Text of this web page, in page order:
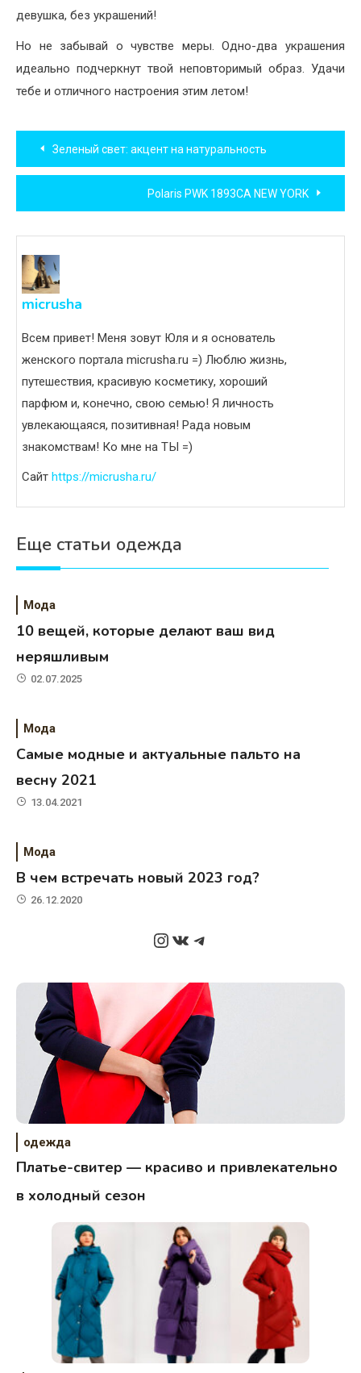
девушка, без украшений!
Но не забывай о чувстве меры. Одно-два украшения
идеально подчеркнут твой неповторимый образ. Удачи
тебе и отличного настроения этим летом!
Навигация
по
записям
Зеленый свет: акцент на натуральность
Polaris PWK 1893CA NEW YORK
micrusha
Всем привет! Меня зовут Юля и я основатель
женского портала micrusha.ru =) Люблю жизнь,
путешествия, красивую косметику, хороший
парфюм и, конечно, свою семью! Я личность
увлекающаяся, позитивная! Рада новым
знакомствам! Ко мне на ТЫ =)
Сайт https://micrusha.ru/
Еще статьи одежда
Мода
10 вещей, которые делают ваш вид
неряшливым
02.07.2025
Мода
Самые модные и актуальные пальто на
весну 2021
13.04.2021
Мода
В чем встречать новый 2023 год?
26.12.2020
Instagram
ВКонтакте
Telegram
одежда
Платье-свитер — красиво и привлекательно
в холодный сезон